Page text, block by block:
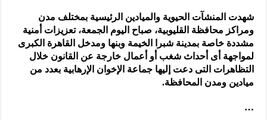
شهدت المنشآت الحيوية والميادين الرئيسية بمختلف مدن
ومراكز محافظة القليوبية، صباح اليوم الجمعة، تعزيزات أمنية
مشددة خاصة بمدينة شبرا الخيمة وبنها ومدخل القاهرة الكبرى
لمواجهة أى أحداث شغب أو أعمال خارجة عن القانون خلال
التظاهرات التى دعت إليها جماعة الإخوان الإرهابية بعدد من
ميادين ومدن المحافظة.
…